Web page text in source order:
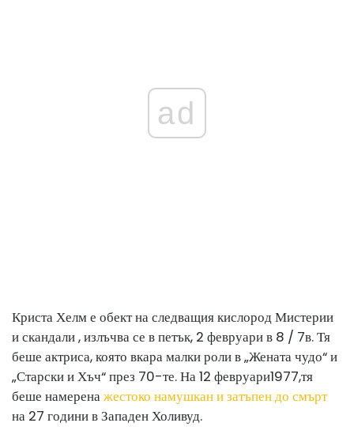
ad
Криста Хелм е обект на следващия кислород Мистерии
и скандали , излъчва се в петък, 2 февруари в 8 / 7в. Тя
беше актриса, която вкара малки роли в „Жената чудо“ и
„Старски и Хъч“ през 70-те. На 12 февруари1977,тя
беше намеренажестоко намушкан и затъпен до смърт
на 27 години в Западен Холивуд.